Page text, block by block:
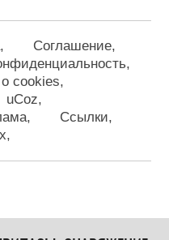
Соглашение
cookies
uCoz
Ссылки